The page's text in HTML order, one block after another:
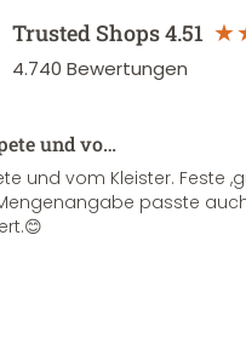
Trusted Shops4.51
4.740 Bewertungen
und vo…
und vom Kleister. Feste
passte